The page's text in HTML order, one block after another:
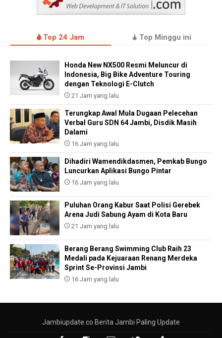
Top 24 Jam Top Minggu ini
Honda New NX500 Resmi Meluncur di
Indonesia, Big Bike Adventure Touring
dengan Teknologi E-Clutch
21 Jam yang lalu
Terungkap Awal Mula Dugaan Pelecehan
Verbal Guru SDN 64 Jambi, Disdik Masih
Dalami
16 Jam yang lalu
Dihadiri Wamendikdasmen, Pemkab Bungo
Luncurkan Aplikasi Bungo Pintar
16 Jam yang lalu
Puluhan Orang Kabur Saat Polisi Gerebek
Arena Judi Sabung Ayam di Kota Baru
21 Jam yang lalu
Berang Berang Swimming Club Raih 23
Medali pada Kejuaraan Renang Merdeka
Sprint Se-Provinsi Jambi
16 Jam yang lalu
Jambiupdate.co Berita Jambi Paling Update